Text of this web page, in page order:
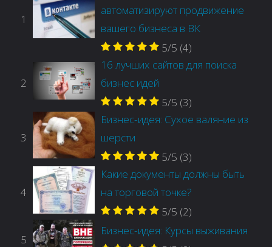
1
автоматизируют продвижение
вашего бизнеса в ВК
5/5 (4)
2
16 лучших сайтов для поиска
бизнес идей
5/5 (3)
3
Бизнес-идея: Сухое валяние из
шерсти
5/5 (3)
4
Какие документы должны быть
на торговой точке?
5/5 (2)
5
Бизнес-идея: Курсы выживания